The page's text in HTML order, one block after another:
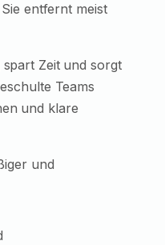
entfernt meist
spart Zeit und sorgt
Teams
und klare
und